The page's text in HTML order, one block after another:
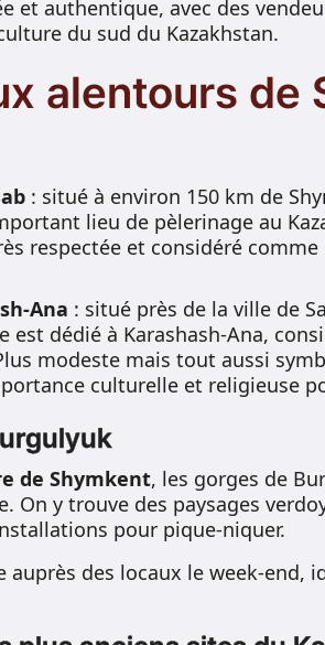
et authentique, avec des
du sud du Kazakhstan.
alentours de
: situé à environ 150 km de
lieu de pèlerinage au
respectée et considéré comme
Ana : situé près de la ville de
est dédié à Karashash-Ana,
modeste mais tout aussi
culturelle et religieuse
de Shymkent, les gorges de
On y trouve des paysages
pour pique-niquer.
auprès des locaux le week-end,